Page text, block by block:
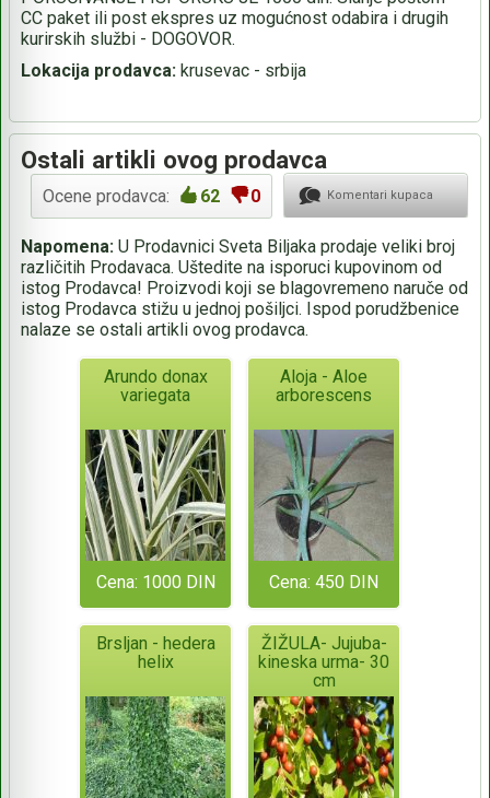
CC paket ili post ekspres uz mogućnost odabira i drugih
kurirskih službi - DOGOVOR.
Lokacija prodavca: krusevac - srbija
Ostali artikli ovog prodavca
Ocene prodavca: 62 0 Komentari kupaca
Napomena: U Prodavnici Sveta Biljaka prodaje veliki broj
različitih Prodavaca. Uštedite na isporuci kupovinom od
istog Prodavca! Proizvodi koji se blagovremeno naruče od
istog Prodavca stižu u jednoj pošiljci. Ispod porudžbenice
nalaze se ostali artikli ovog prodavca.
Arundo donax
variegata
Cena: 1000 DIN
Aloja - Aloe
arborescens
Cena: 450 DIN
Brsljan - hedera
helix
ŽIŽULA- Jujuba-
kineska urma- 30
cm